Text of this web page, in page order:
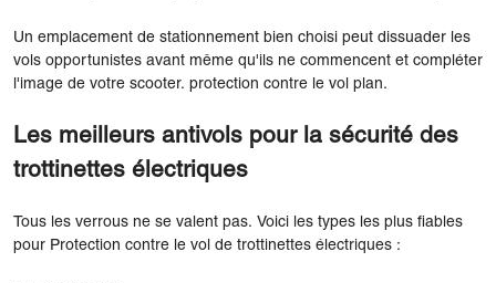
Un emplacement de stationnement bien choisi peut dissuader les
vols opportunistes avant même qu'ils ne commencent et compléter
l'image de votre scooter. protection contre le vol plan.
Les meilleurs antivols pour la sécurité des
trottinettes électriques
Tous les verrous ne se valent pas. Voici les types les plus fiables
pour Protection contre le vol de trottinettes électriques :